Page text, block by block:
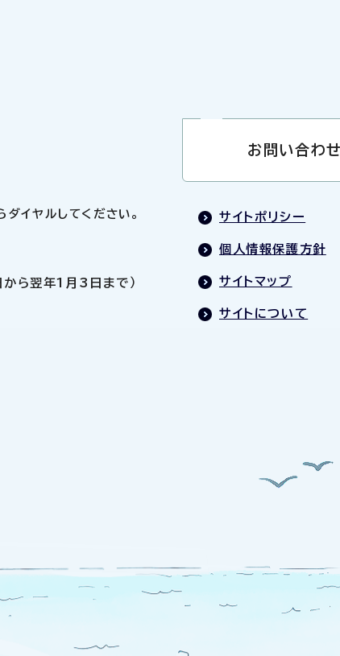
ヤルしてください。
から翌年1月3日まで）
お問い合わせ
サイトポリシー
個人情報保護方針
サイトマップ
サイトについて